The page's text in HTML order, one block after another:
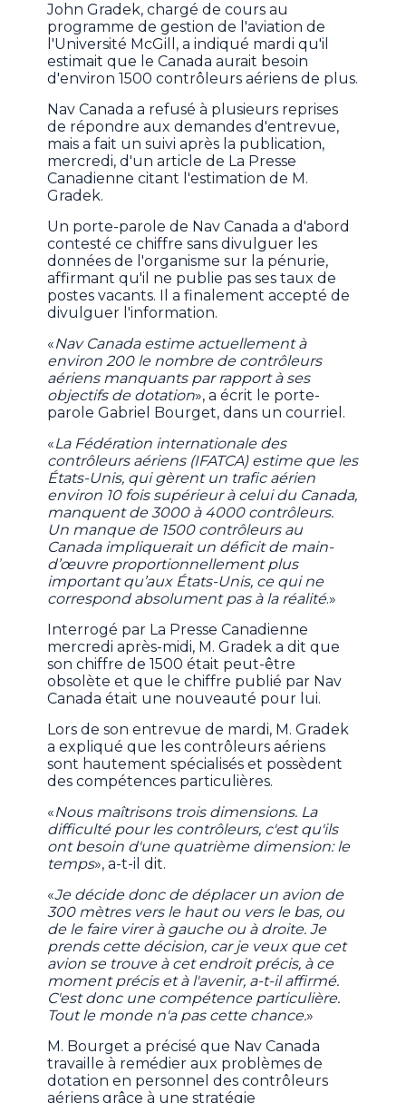
John Gradek, chargé de cours au
programme de gestion de l'aviation de
l'Université McGill, a indiqué mardi qu'il
estimait que le Canada aurait besoin
d'environ 1500 contrôleurs aériens de plus.
Nav Canada a refusé à plusieurs reprises
de répondre aux demandes d'entrevue,
mais a fait un suivi après la publication,
mercredi, d'un article de La Presse
Canadienne citant l'estimation de M.
Gradek.
Un porte-parole de Nav Canada a d'abord
contesté ce chiffre sans divulguer les
données de l'organisme sur la pénurie,
affirmant qu'il ne publie pas ses taux de
postes vacants. Il a finalement accepté de
divulguer l'information.
«Nav Canada estime actuellement à
environ 200 le nombre de contrôleurs
aériens manquants par rapport à ses
objectifs de dotation», a écrit le porte-
parole Gabriel Bourget, dans un courriel.
«La Fédération internationale des
contrôleurs aériens (IFATCA) estime que les
États-Unis, qui gèrent un trafic aérien
environ 10 fois supérieur à celui du Canada,
manquent de 3000 à 4000 contrôleurs.
Un manque de 1500 contrôleurs au
Canada impliquerait un déficit de main-
d’œuvre proportionnellement plus
important qu’aux États-Unis, ce qui ne
correspond absolument pas à la réalité.»
Interrogé par La Presse Canadienne
mercredi après-midi, M. Gradek a dit que
son chiffre de 1500 était peut-être
obsolète et que le chiffre publié par Nav
Canada était une nouveauté pour lui.
Lors de son entrevue de mardi, M. Gradek
a expliqué que les contrôleurs aériens
sont hautement spécialisés et possèdent
des compétences particulières.
«Nous maîtrisons trois dimensions. La
difficulté pour les contrôleurs, c'est qu'ils
ont besoin d'une quatrième dimension: le
temps», a-t-il dit.
«Je décide donc de déplacer un avion de
300 mètres vers le haut ou vers le bas, ou
de le faire virer à gauche ou à droite. Je
prends cette décision, car je veux que cet
avion se trouve à cet endroit précis, à ce
moment précis et à l'avenir, a-t-il affirmé.
C'est donc une compétence particulière.
Tout le monde n'a pas cette chance.»
M. Bourget a précisé que Nav Canada
travaille à remédier aux problèmes de
dotation en personnel des contrôleurs
aériens grâce à une stratégie